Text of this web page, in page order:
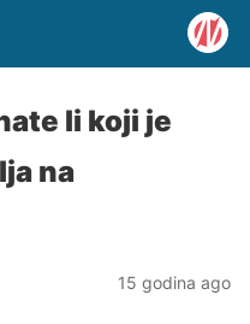
li koji je
na
15 godina ago